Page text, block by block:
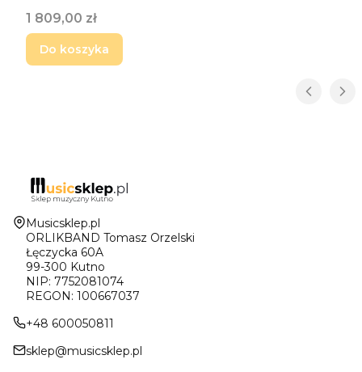
Cena
1 809,00 zł
Do koszyka
Adres:
Musicsklep.pl
ORLIKBAND Tomasz Orzelski
Łęczycka 60A
99-300 Kutno
NIP: 7752081074
REGON: 100667037
+48 600050811
sklep@musicsklep.pl